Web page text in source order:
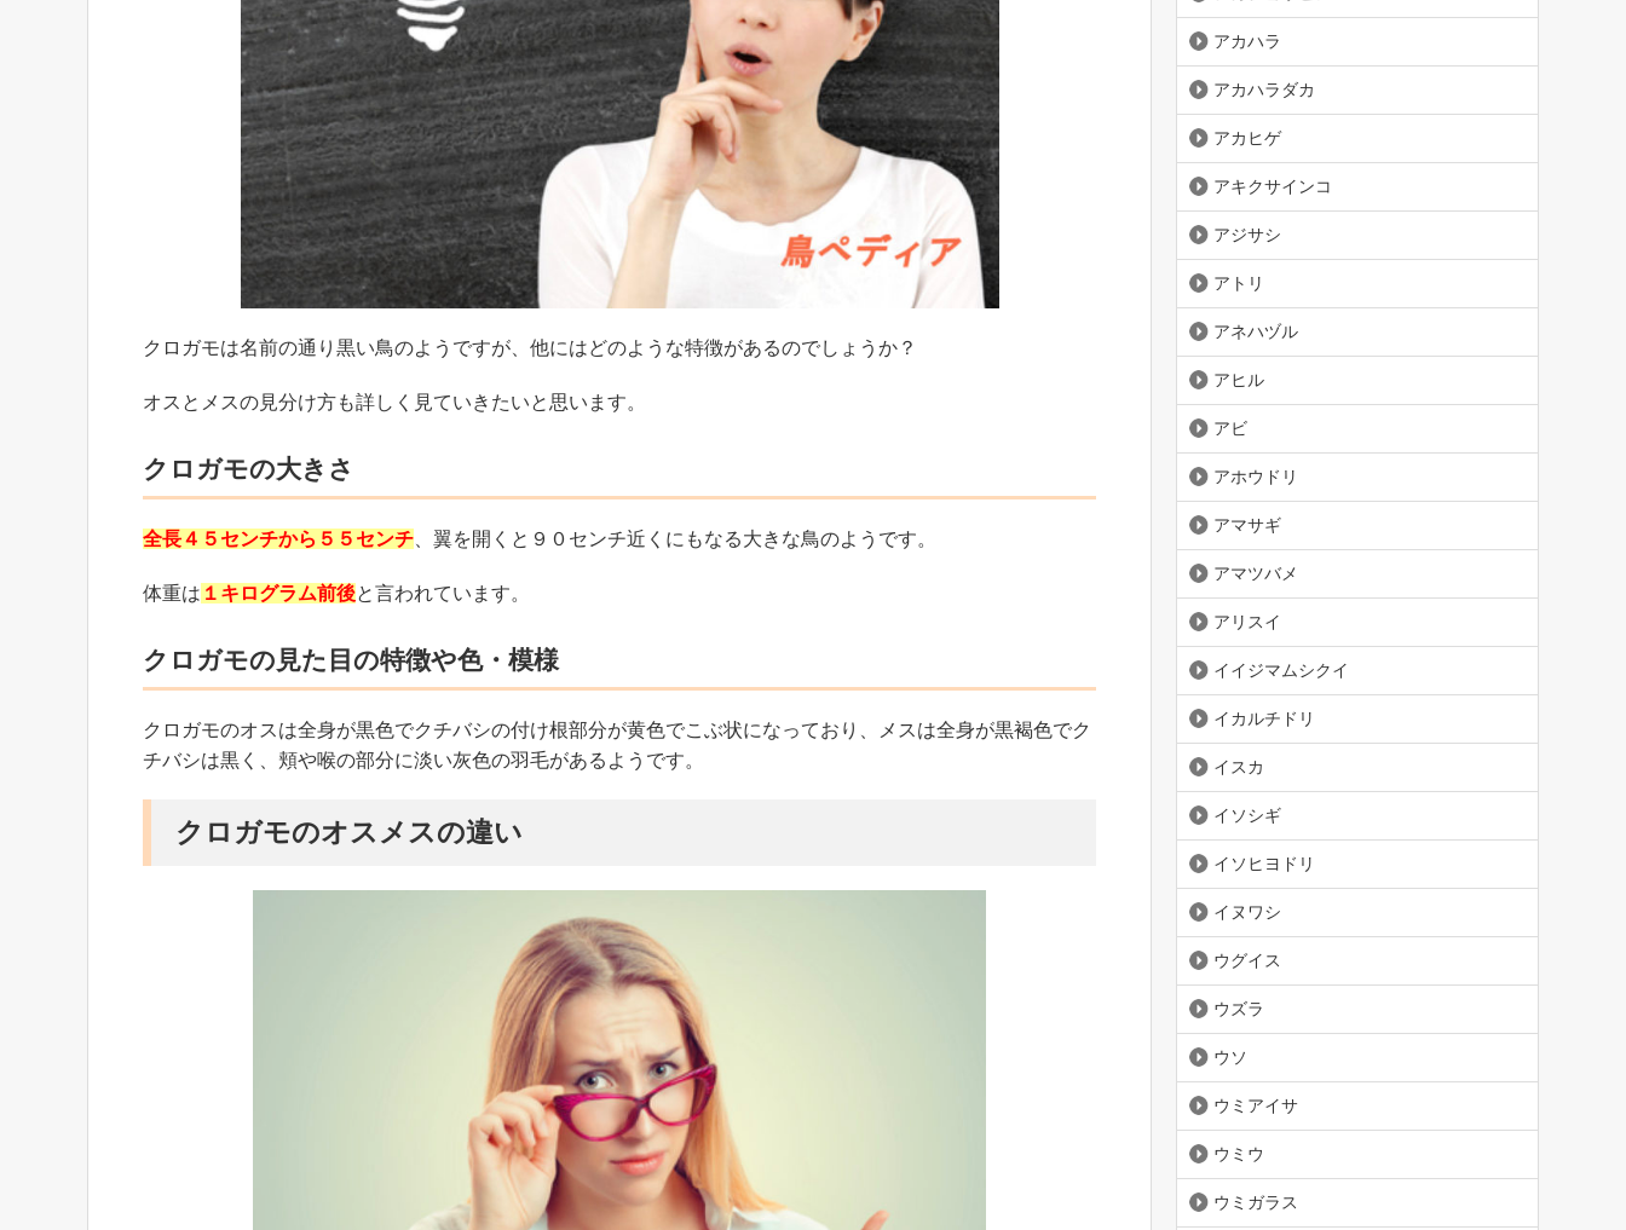
クロガモは名前の通り黒い鳥のようですが、他にはどのような特徴があるのでしょうか？
オスとメスの見分け方も詳しく見ていきたいと思います。
クロガモの大きさ
全長４５センチから５５センチ 、翼を開くと９０センチ近くにもなる大きな鳥のようです。
体重は １キログラム前後と言われています。
クロガモの見た目の特徴や色・模様
クロガモのオスは全身が黒色でクチバシの付け根部分が黄色でこぶ状になっており、メスは全身が黒褐色でク
チバシは黒く、頬や喉の部分に淡い灰色の羽毛があるようです。
クロガモのオスメスの違い
アカハラ
アカハラダカ
アカヒゲ
アキクサインコ
アジサシ
アトリ
アネハヅル
アヒル
アビ
アホウドリ
アマサギ
アマツバメ
アリスイ
イイジマムシクイ
イカルチドリ
イスカ
イソシギ
イソヒヨドリ
イヌワシ
ウグイス
ウズラ
ウソ
ウミアイサ
ウミウ
ウミガラス